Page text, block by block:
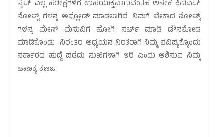
ಸೈಟ್ ಎಲ್ಲ ಪರೀಕ್ಷೆಗಳಿಗೆ ಉಪಯುಕ್ತವಾಗುವಂತಹ ಅನೇಕ ಪಿಡಿಎಫ್
ನೋಟ್ಸ್ ಗಳನ್ನ ಅಪ್ಲೋಡ್ ಮಾಡಲಾಗಿದೆ. ನಿಮಗೆ ಬೇಕಾದ ನೋಟ್ಸ್
ಗಳನ್ನ ಮೇನ್ ಮೆನುವಿಗೆ ಹೋಗಿ ಸರ್ಚ್ ಮಾಡಿ ಡೌನಲೋಡ
ಮಾಡಿಕೊಂಡು ನಿರಂತರ ಅಧ್ಯಯನ ನಿರತರಾಗಿ ನಿಮ್ಮ ಭವಿಷ್ಯಕ್ಕೊಂದು
ಸರ್ಕಾರದ ಹುದ್ದೆ ಪಡೆದು ಸುಖಿಗಳಾಗಿ ಇರಿ ಎಂದು ಆಶಿಸುವ ನಿಮ್ಮ
ಚಾಣಕ್ಯ ಕಣಜ.